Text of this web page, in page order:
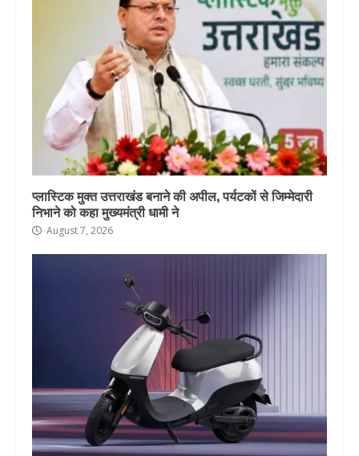
प्लास्टिक मुक्त उत्तराखंड बनाने की अपील, पर्यटकों से जिम्मेदारी
निभाने को कहा मुख्यमंत्री धामी ने
August 7, 2026